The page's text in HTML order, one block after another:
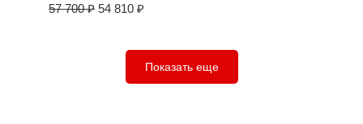
57 700₽ 54 810 ₽
Показать еще